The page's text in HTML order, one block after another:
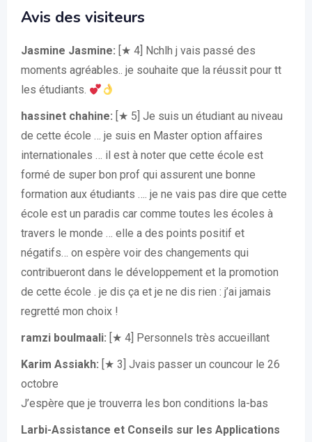
Avis des visiteurs
Jasmine Jasmine: [★ 4] Nchlh j vais passé des
moments agréables.. je souhaite que la réussit pour tt
les étudiants.
hassinet chahine: [★ 5] Je suis un étudiant au niveau
de cette école … je suis en Master option affaires
internationales … il est à noter que cette école est
formé de super bon prof qui assurent une bonne
formation aux étudiants …. je ne vais pas dire que cette
école est un paradis car comme toutes les écoles à
travers le monde … elle a des points positif et
négatifs… on espère voir des changements qui
contribueront dans le développement et la promotion
de cette école . je dis ça et je ne dis rien : j’ai jamais
regretté mon choix !
ramzi boulmaali: [★ 4] Personnels très accueillant
Karim Assiakh: [★ 3] Jvais passer un councour le 26
octobre
J’espère que je trouverra les bon conditions la-bas
Larbi-Assistance et Conseils sur les Applications